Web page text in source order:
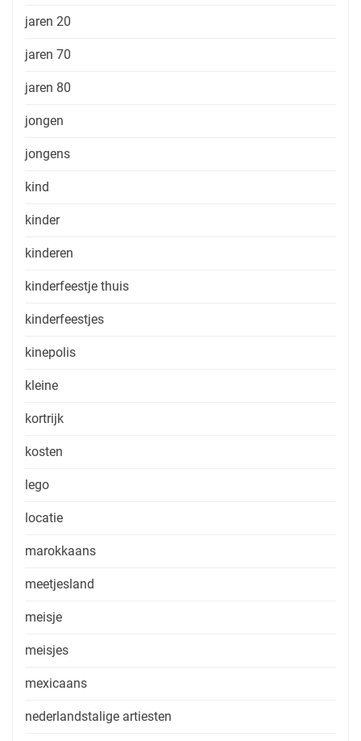
jaren 20
jaren 70
jaren 80
jongen
jongens
kind
kinder
kinderen
kinderfeestje thuis
kinderfeestjes
kinepolis
kleine
kortrijk
kosten
lego
locatie
marokkaans
meetjesland
meisje
meisjes
mexicaans
nederlandstalige artiesten